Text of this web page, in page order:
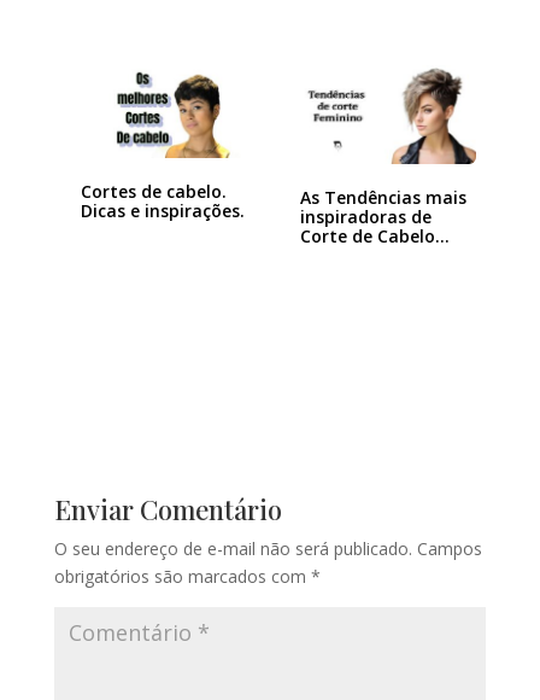
Cortes de cabelo.
Dicas e inspirações.
As Tendências mais
inspiradoras de
Corte de Cabelo…
Enviar Comentário
O seu endereço de e-mail não será publicado. Campos
obrigatórios são marcados com *